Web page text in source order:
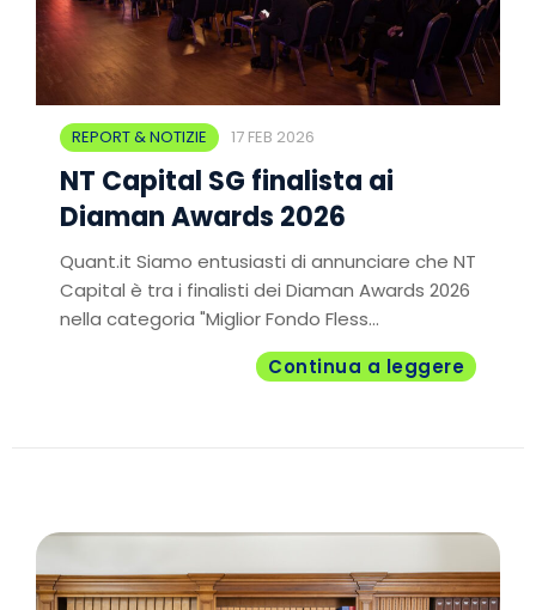
REPORT & NOTIZIE 17 FEB 2026
NT Capital SG finalista ai
Diaman Awards 2026
Quant.it Siamo entusiasti di annunciare che NT
Capital è tra i finalisti dei Diaman Awards 2026
nella categoria "Miglior Fondo Fless...
Continua a leggere